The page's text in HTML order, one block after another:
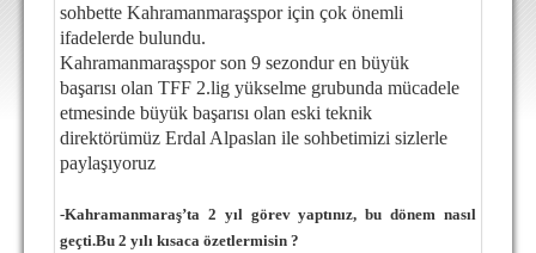
TARAFTAR
BİLETLER
DEPLASMAN
LİSANSLI ÜRÜNLER
FOTOĞRAF & VİDEOLAR
sohbette Kahramanmaraşspor için çok önemli
ifadelerde bulundu.
Kahramanmaraşspor son 9 sezondur en büyük
başarısı olan TFF 2.lig yükselme grubunda mücadele
etmesinde büyük başarısı olan eski teknik
direktörümüz Erdal Alpaslan ile sohbetimizi sizlerle
paylaşıyoruz
-Kahramanmaraş’ta 2 yıl görev yaptınız, bu dönem nasıl
geçti.Bu 2 yılı kısaca özetlermisin ?